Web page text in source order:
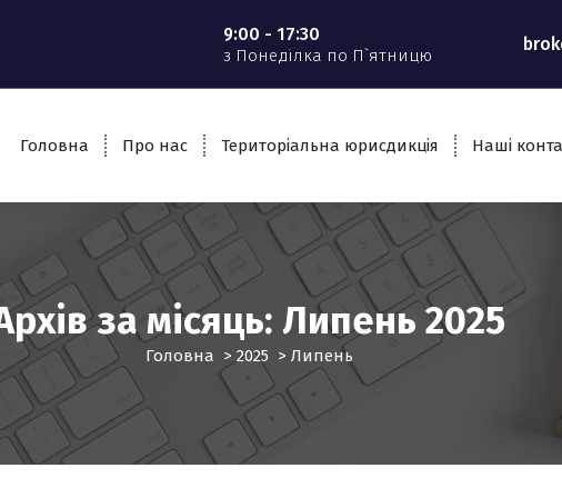
9:00 - 17:30
з Понеділка по П`ятницю
Головна Про нас Територіальна юрисдикція Наші
за місяць: Липень 2025
Головна > 2025 > Липень